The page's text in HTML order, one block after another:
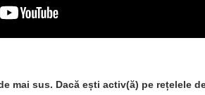
mai sus. Dacă ești activ(ă) pe rețelele